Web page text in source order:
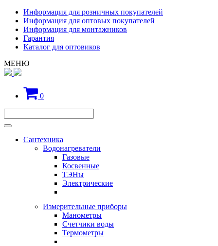
Информация для розничных покупателей
Информация для оптовых покупателей
Информация для монтажников
Гарантия
Каталог для оптовиков
МЕНЮ
0
Сантехника
Водонагреватели
Газовые
Косвенные
ТЭНы
Электрические
Измерительные приборы
Манометры
Счетчики воды
Термометры